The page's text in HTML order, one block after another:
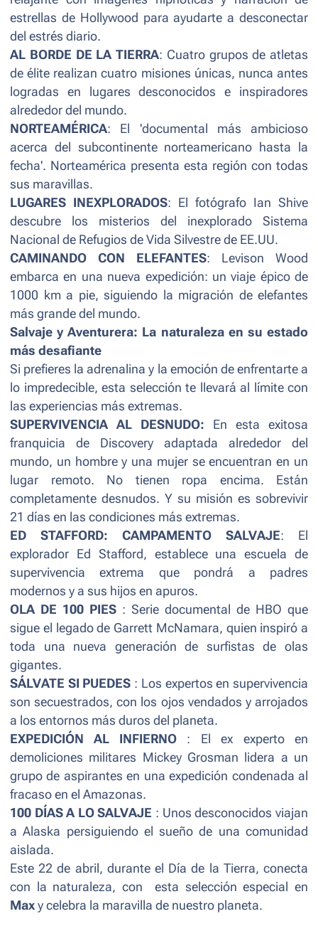
estrellas de Hollywood para ayudarte a desconectar
del estrés diario.
AL BORDE DE LA TIERRA: Cuatro grupos de atletas
de élite realizan cuatro misiones únicas, nunca antes
logradas en lugares desconocidos e inspiradores
alrededor del mundo.
NORTEAMÉRICA: El 'documental más ambicioso
acerca del subcontinente norteamericano hasta la
fecha'. Norteamérica presenta esta región con todas
sus maravillas.
LUGARES INEXPLORADOS: El fotógrafo Ian Shive
descubre los misterios del inexplorado Sistema
Nacional de Refugios de Vida Silvestre de EE.UU.
CAMINANDO CON ELEFANTES: Levison Wood
embarca en una nueva expedición: un viaje épico de
1000 km a pie, siguiendo la migración de elefantes
más grande del mundo.
Salvaje y Aventurera: La naturaleza en su estado
más desafiante
Si prefieres la adrenalina y la emoción de enfrentarte a
lo impredecible, esta selección te llevará al límite con
las experiencias más extremas.
SUPERVIVENCIA AL DESNUDO: En esta exitosa
franquicia de Discovery adaptada alrededor del
mundo, un hombre y una mujer se encuentran en un
lugar remoto. No tienen ropa encima. Están
completamente desnudos. Y su misión es sobrevivir
21 días en las condiciones más extremas.
ED STAFFORD: CAMPAMENTO SALVAJE: El
explorador Ed Stafford, establece una escuela de
supervivencia extrema que pondrá a padres
modernos y a sus hijos en apuros.
OLA DE 100 PIES : Serie documental de HBO que
sigue el legado de Garrett McNamara, quien inspiró a
toda una nueva generación de surfistas de olas
gigantes.
SÁLVATE SI PUEDES : Los expertos en supervivencia
son secuestrados, con los ojos vendados y arrojados
a los entornos más duros del planeta.
EXPEDICIÓN AL INFIERNO : El ex experto en
demoliciones militares Mickey Grosman lidera a un
grupo de aspirantes en una expedición condenada al
fracaso en el Amazonas.
100 DÍAS A LO SALVAJE : Unos desconocidos viajan
a Alaska persiguiendo el sueño de una comunidad
aislada.
Este 22 de abril, durante el Día de la Tierra, conecta
con la naturaleza, con esta selección especial en
Max y celebra la maravilla de nuestro planeta.